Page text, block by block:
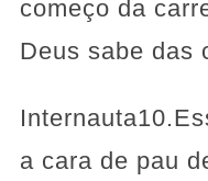
começo da
Deus sabe das
a cara de pau